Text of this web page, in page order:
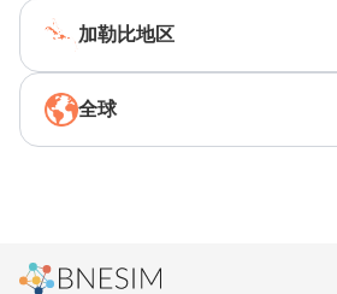
加勒比地区
全球